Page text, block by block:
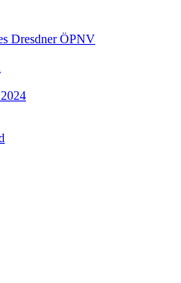
Dresdner ÖPNV